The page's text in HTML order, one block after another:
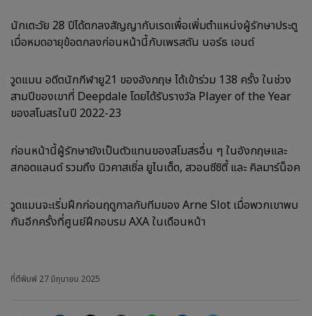
นักเตะวัย 28 ปีได้ตกลงสัญญากับเรดเพื่อเพิ่มตำแหน่งผู้รักษาประตู
เมื่อหมดอายุข้อตกลงก่อนหน้านี้กับเพรสตัน นอร์ธ เอนด์
วูดแมน อดีตนักกีฬายู21 ของอังกฤษ ได้เข้าร่วม 138 ครั้ง ในช่วง
สามปีของเขาที่ Deepdale โดยได้รับรางวัล Player of the Year
ของสโมสรในปี 2022-23
ก่อนหน้านี้ผู้รักษายังเป็นตัวแทนของสโมสรอื่น ๆ ในอังกฤษและ
สกอตแลนด์ รวมถึง นิวคาสเซิ่ล ยูไนเต็ด, สวอนซีซิตี้ และ คิลมาร์น็อค
วูดแมนจะเริ่มฝึกก่อนฤดูกาลกับทีมของ Arne Slot เมื่อพวกเขาพบ
กันอีกครั้งที่ศูนย์ฝึกอบรม AXA ในเดือนหน้า
ที่ตีพิมพ์ 27 มิถุนายน 2025